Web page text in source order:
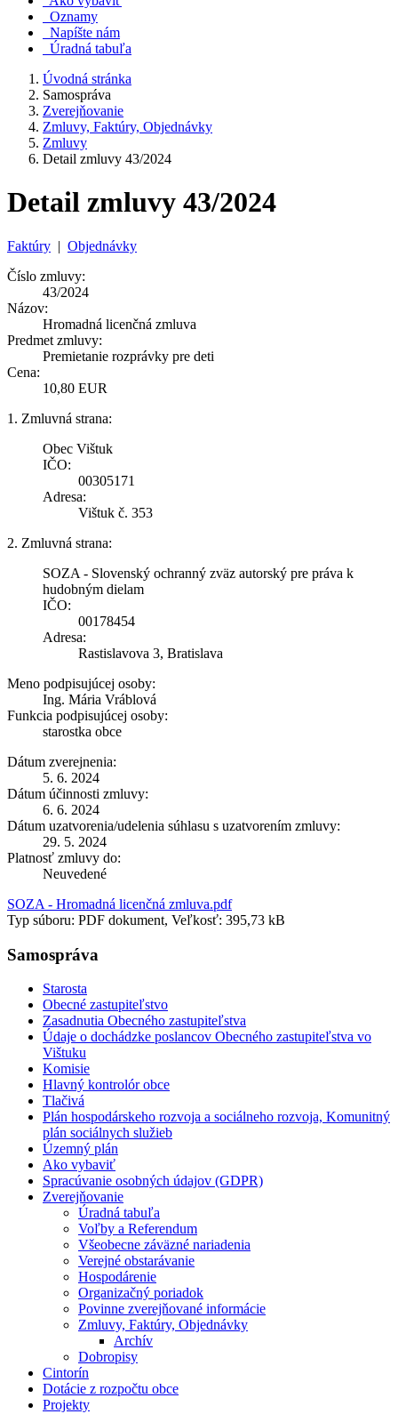
Oznamy
Napíšte nám
Úradná tabuľa
Úvodná stránka
Samospráva
Zverejňovanie
Zmluvy, Faktúry, Objednávky
Zmluvy
Detail zmluvy 43/2024
Detail zmluvy 43/2024
Faktúry | Objednávky
Číslo zmluvy:
43/2024
Názov:
Hromadná licenčná zmluva
Predmet zmluvy:
Premietanie rozprávky pre deti
Cena:
10,80 EUR
1. Zmluvná strana:
Obec Vištuk
IČO:
00305171
Adresa:
Vištuk č. 353
2. Zmluvná strana:
SOZA - Slovenský ochranný zväz autorský pre práva k
hudobným dielam
IČO:
00178454
Adresa:
Rastislavova 3, Bratislava
Meno podpisujúcej osoby:
Ing. Mária Vráblová
Funkcia podpisujúcej osoby:
starostka obce
Dátum zverejnenia:
5. 6. 2024
Dátum účinnosti zmluvy:
6. 6. 2024
Dátum uzatvorenia/udelenia súhlasu s uzatvorením zmluvy:
29. 5. 2024
Platnosť zmluvy do:
Neuvedené
SOZA - Hromadná licenčná zmluva.pdf
Typ súboru: PDF dokument, Veľkosť: 395,73 kB
Samospráva
Starosta
Obecné zastupiteľstvo
Zasadnutia Obecného zastupiteľstva
Údaje o dochádzke poslancov Obecného zastupiteľstva vo
Vištuku
Komisie
Hlavný kontrolór obce
Tlačivá
Plán hospodárskeho rozvoja a sociálneho rozvoja, Komunitný
plán sociálnych služieb
Územný plán
Ako vybaviť
Spracúvanie osobných údajov (GDPR)
Zverejňovanie
Úradná tabuľa
Voľby a Referendum
Všeobecne záväzné nariadenia
Verejné obstarávanie
Hospodárenie
Organizačný poriadok
Povinne zverejňované informácie
Zmluvy, Faktúry, Objednávky
Archív
Dobropisy
Cintorín
Dotácie z rozpočtu obce
Projekty